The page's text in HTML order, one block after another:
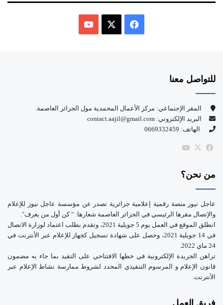
و
ك
للتواصل معنا
المقر الإجتماعي: مركز الأعمال المحمدية مول الجزائر العاصمة.
البريد الإلكتروني: contact.aajil@gmail.com
الهاتف: 0669332459
فيسبوك
‫X
من نحن؟
عاجل نيوز منصة رقمية إعلامية جزائرية تصدر عن مؤسسة عاجل نيوز للإعلام
والإتصال مقرها الرئيسي في الجزائر العاصمة شعارها: " كن أول من يعرف".
انطلق الموقع في العمل يوم 5 جويلية 2021، وتقدم بطلب اعتماد لوزارة الاتصال
في 14 جويلية 2021، وحصل على شهادة تسجيل كجهاز للإعلام عبر الأنترنت في
24 ماي 2022.
تراهن الجريدة الإلكترونية في خطها الافتتاحي على التقيد بما جاء به مضمون
قانون الإعلام و المرسوم التنفيذي المحدد لشروط ممارسة نشاط الإعلام عبر
الأنترنت.
فريق العمل